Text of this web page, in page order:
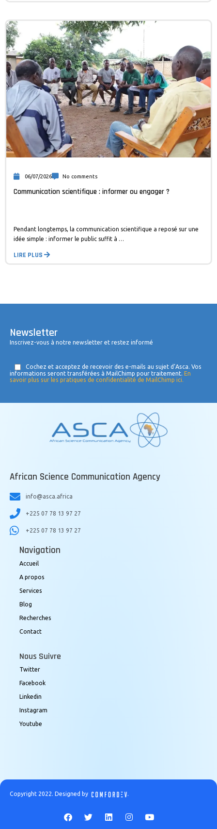
06/07/2026 No comments
Communication scientifique : informer ou engager ?
Pendant longtemps, la communication scientifique a reposé sur une
idée simple : informer le public suffit à …
LIRE PLUS
Newsletter
Inscrivez-vous à notre newsletter et restez informé
Cochez et acceptez de recevoir des e-mails au sujet d’Asca. Vos
informations seront transférées à MailChimp pour traitement. En
savoir plus sur les pratiques de confidentialité de MailChimp ici.
African Science Communication Agency
info@asca.africa
+225 07 78 13 97 27
+225 07 78 13 97 27
Navigation
Accueil
A propos
Services
Blog
Recherches
Contact
Nous Suivre
Twitter
Facebook
Linkedin
Instagram
Youtube
Copyright 2022. Designed by .